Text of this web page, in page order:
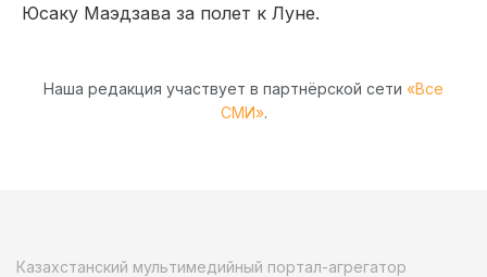
Юсаку Маэдзава за полет к Луне.
Наша редакция участвует в партнёрской сети «Все
СМИ».
Казахстанский мультимедийный портал-агрегатор